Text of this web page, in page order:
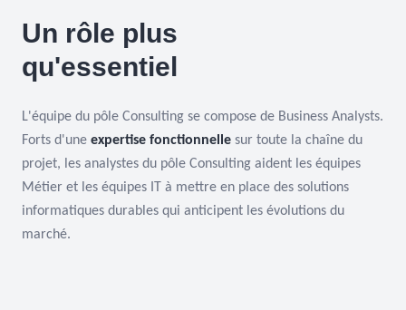
Un rôle plus
qu'essentiel
L'équipe du pôle Consulting se compose de Business Analysts.
Forts d'une expertise fonctionnelle sur toute la chaîne du
projet, les analystes du pôle Consulting aident les équipes
Métier et les équipes IT à mettre en place des solutions
informatiques durables qui anticipent les évolutions du
marché.